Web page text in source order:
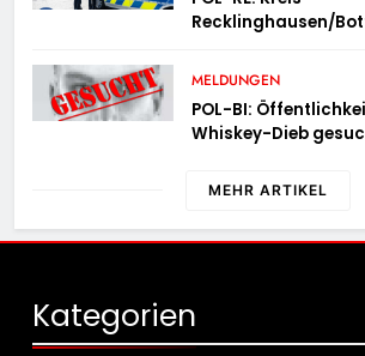
Recklinghausen/
„PräsenzPlus“
MELDUNGEN
POL-BI:
Whiskey-Dieb
MEHR ARTIKEL
Kategorien